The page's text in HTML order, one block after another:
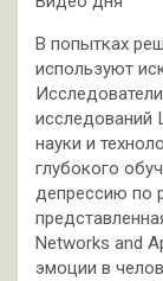
В попытках
используют
исследований
науки и
глубокого
депрессию по
Networks and
эмоции в